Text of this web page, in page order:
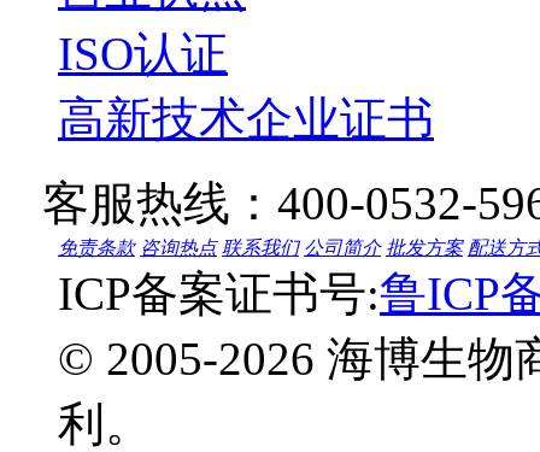
ISO认证
高新技术企业证书
客服热线： 400-0532-
免责条款 咨询热点 联系我们 公司简介 批发方案 配送方
ICP备案证书号:鲁ICP
© 2005-2026 海博生
利。